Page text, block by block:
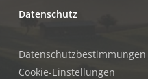
Datenschutz
Datenschutzbestimmungen
Cookie-Einstellungen